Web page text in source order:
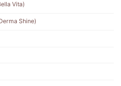
Vita)
Shine)